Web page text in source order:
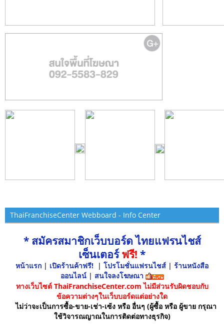
ThaiFranchiseCenter Webboard - Info Center
* สมัครสมาชิกเว็บบอร์ด ไทยแฟรนไชส์
เซ็นเตอร์ฟรี! *
หน้าแรก | เปิดร้านค้าฟรี! | โปรโมชั่นแฟรนไชส์ | ร้านหนังสือ
ออนไลน์ | สนใจลงโฆษณา
ทางเว็บไซต์ ThaiFranchiseCenter.com ไม่มีส่วนรับผิดชอบกับ
ข้อความต่างๆในเว็บบอร์ดแต่อย่างใด
ไม่ว่าจะเป็นการซื้อ-ขาย-เช่า-เซ้ง หรือ อื่นๆ (ผู้ซื้อ หรือ ผู้ขาย กรุณา
ใช้วิจารณญาณในการติดต่อทางธุรกิจ)